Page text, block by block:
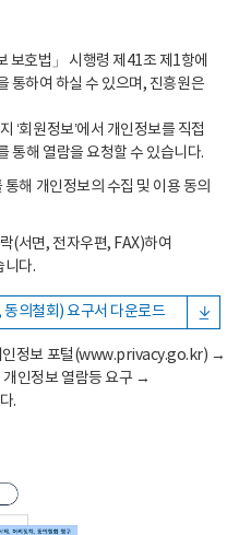
보호법」 시행령 제41조 제1항에
통하여 하실 수 있으며, 진흥원은
‘회원정보’에서 개인정보를 직접
통해 열람을 요청할 수 있습니다.
통해 개인정보의 수집 및 이용 동의
(서면, 전자우편, FAX)하여
니다.
의철회) 요구서 다운로드
인정보 포털(www.privacy.go.kr) →
인정보 열람등 요구 →
.